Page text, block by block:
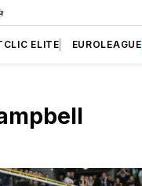
ELITE EUROLEAGUE